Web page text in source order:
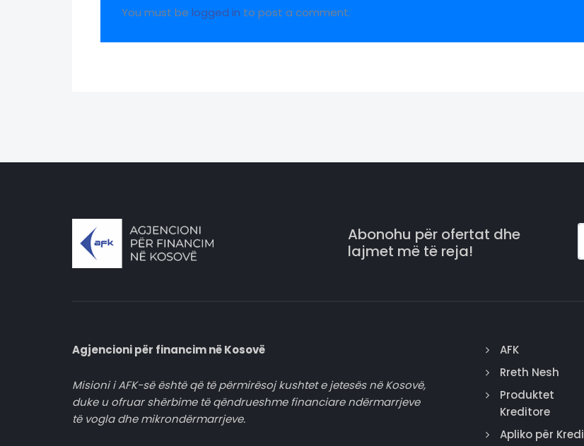
You must be logged in to post a comment.
Abonohu për ofertat dhe
lajmet më të reja!
Agjencioni për financim në Kosovë
Misioni i AFK-së është që të përmirësoj kushtet e jetesës në Kosovë,
duke u ofruar shërbime të qëndrueshme financiare ndërmarrjeve
të vogla dhe mikrondërmarrjeve.
AFK
Rreth Nesh
Produktet
Kreditore
Apliko për Kredi